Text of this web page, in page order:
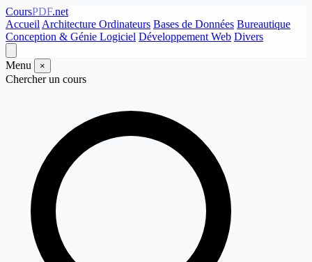
CoursPDF.net
Accueil Architecture Ordinateurs Bases de Données Bureautique
Conception & Génie Logiciel Développement Web Divers
Menu ×
Chercher un cours